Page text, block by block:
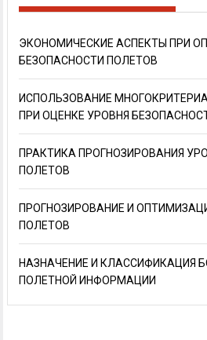
ЭКОНОМИЧЕСКИЕ АСПЕКТЫ ПРИ
БЕЗОПАСНОСТИ ПОЛЕТОВ
ИСПОЛЬЗОВАНИЕ
ПРИ ОЦЕНКЕ УРОВНЯ
ПРАКТИКА ПРОГНОЗИРОВАНИЯ
ПОЛЕТОВ
ПРОГНОЗИРОВАНИЕ И
ПОЛЕТОВ
НАЗНАЧЕНИЕ И КЛАССИФИКАЦИЯ
ПОЛЕТНОЙ ИНФОРМАЦИИ